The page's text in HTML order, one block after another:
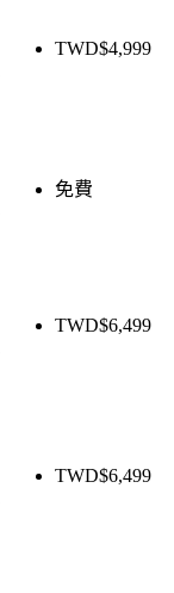
TWD$4,999
免費
TWD$6,499
TWD$6,499